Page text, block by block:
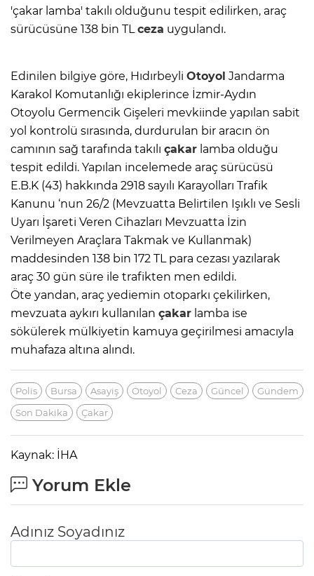
'çakar lamba' takılı olduğunu tespit edilirken, araç
sürücüsüne 138 bin TL ceza uygulandı.
Edinilen bilgiye göre, Hıdırbeyli Otoyol Jandarma
Karakol Komutanlığı ekiplerince İzmir-Aydın
Otoyolu Germencik Gişeleri mevkiinde yapılan sabit
yol kontrolü sırasında, durdurulan bir aracın ön
camının sağ tarafında takılı çakar lamba olduğu
tespit edildi. Yapılan incelemede araç sürücüsü
E.B.K (43) hakkında 2918 sayılı Karayolları Trafik
Kanunu ‘nun 26/2 (Mevzuatta Belirtilen Işıklı ve Sesli
Uyarı İşareti Veren Cihazları Mevzuatta İzin
Verilmeyen Araçlara Takmak ve Kullanmak)
maddesinden 138 bin 172 TL para cezası yazılarak
araç 30 gün süre ile trafikten men edildi.
Öte yandan, araç yediemin otoparkı çekilirken,
mevzuata aykırı kullanılan çakar lamba ise
sökülerek mülkiyetin kamuya geçirilmesi amacıyla
muhafaza altına alındı.
Polis Bursa Asayiş Otoyol Ceza Güncel
Gündem
Son Dakika
Çakar
Kaynak: İHA
Yorum Ekle
Adınız Soyadınız